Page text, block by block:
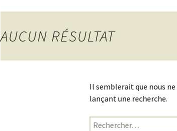
AUCUN RÉSULTAT
Il semblerait que nous
lançant une recherche.
Rechercher :